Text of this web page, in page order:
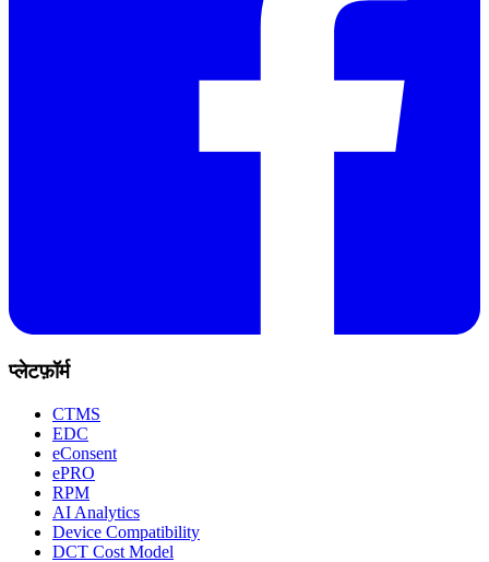
प्लेटफ़ॉर्म
CTMS
EDC
eConsent
ePRO
RPM
AI Analytics
Device Compatibility
DCT Cost Model